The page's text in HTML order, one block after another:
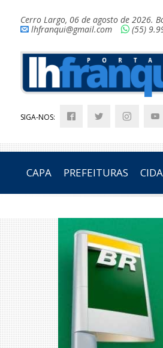
Cerro Largo, 06 de agosto de 2026.
lhfranqui@gmail.com
(55)
SIGA-NOS:
CAPA PREFEITURAS